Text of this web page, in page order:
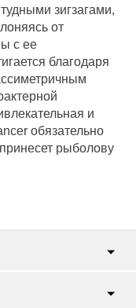
зигзагами,
от
с ее
благодаря
и
обязательно
рыболову